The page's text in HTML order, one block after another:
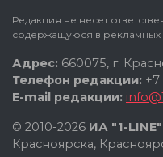
Редакция не несет
содержащуюся в рекламных
Адрес: 660075, г.
Телефон редакции:
E-mail редакции:
© 2010-2026 ИА "1-LINE"
Красноярска,